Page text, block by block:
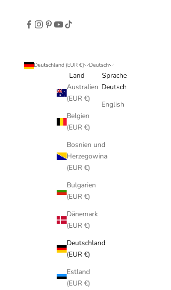
Deutschland (EUR €)
Land
Australien
(EUR €)
Belgien
(EUR €)
Bosnien und
Herzegowina
(EUR €)
Bulgarien
(EUR €)
Dänemark
(EUR €)
Deutschland
(EUR €)
Estland
(EUR €)
Deutsch
Sprache
Deutsch
English